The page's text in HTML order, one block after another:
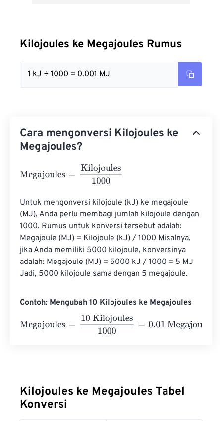
Kilojoules ke Megajoules Rumus
1 kJ ÷ 1000 = 0.001 MJ
Cara mengonversi Kilojoules ke
Megajoules?
Megajoules Kilojoules1000
Untuk mengonversi kilojoule (kJ) ke megajoule
(MJ), Anda perlu membagi jumlah kilojoule dengan
1000. Rumus untuk konversi tersebut adalah:
Megajoule (MJ) = Kilojoule (kJ) / 1000 Misalnya,
jika Anda memiliki 5000 kilojoule, konversinya
adalah: Megajoule (MJ) = 5000 kJ / 1000 = 5 MJ
Jadi, 5000 kilojoule sama dengan 5 megajoule.
Contoh: Mengubah 10 Kilojoules ke Megajoules
Megajoules
10 Kilojoules1000= Megajoules
Kilojoules ke Megajoules Tabel
Konversi